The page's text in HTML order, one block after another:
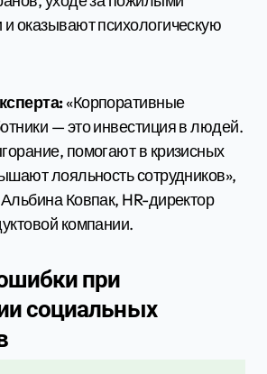
оказывают психологическую
«Корпоративные
— это инвестиция в людей.
помогают в кризисных
лояльность сотрудников»,
Ковпак, HR-директор
компании.
при
социальных